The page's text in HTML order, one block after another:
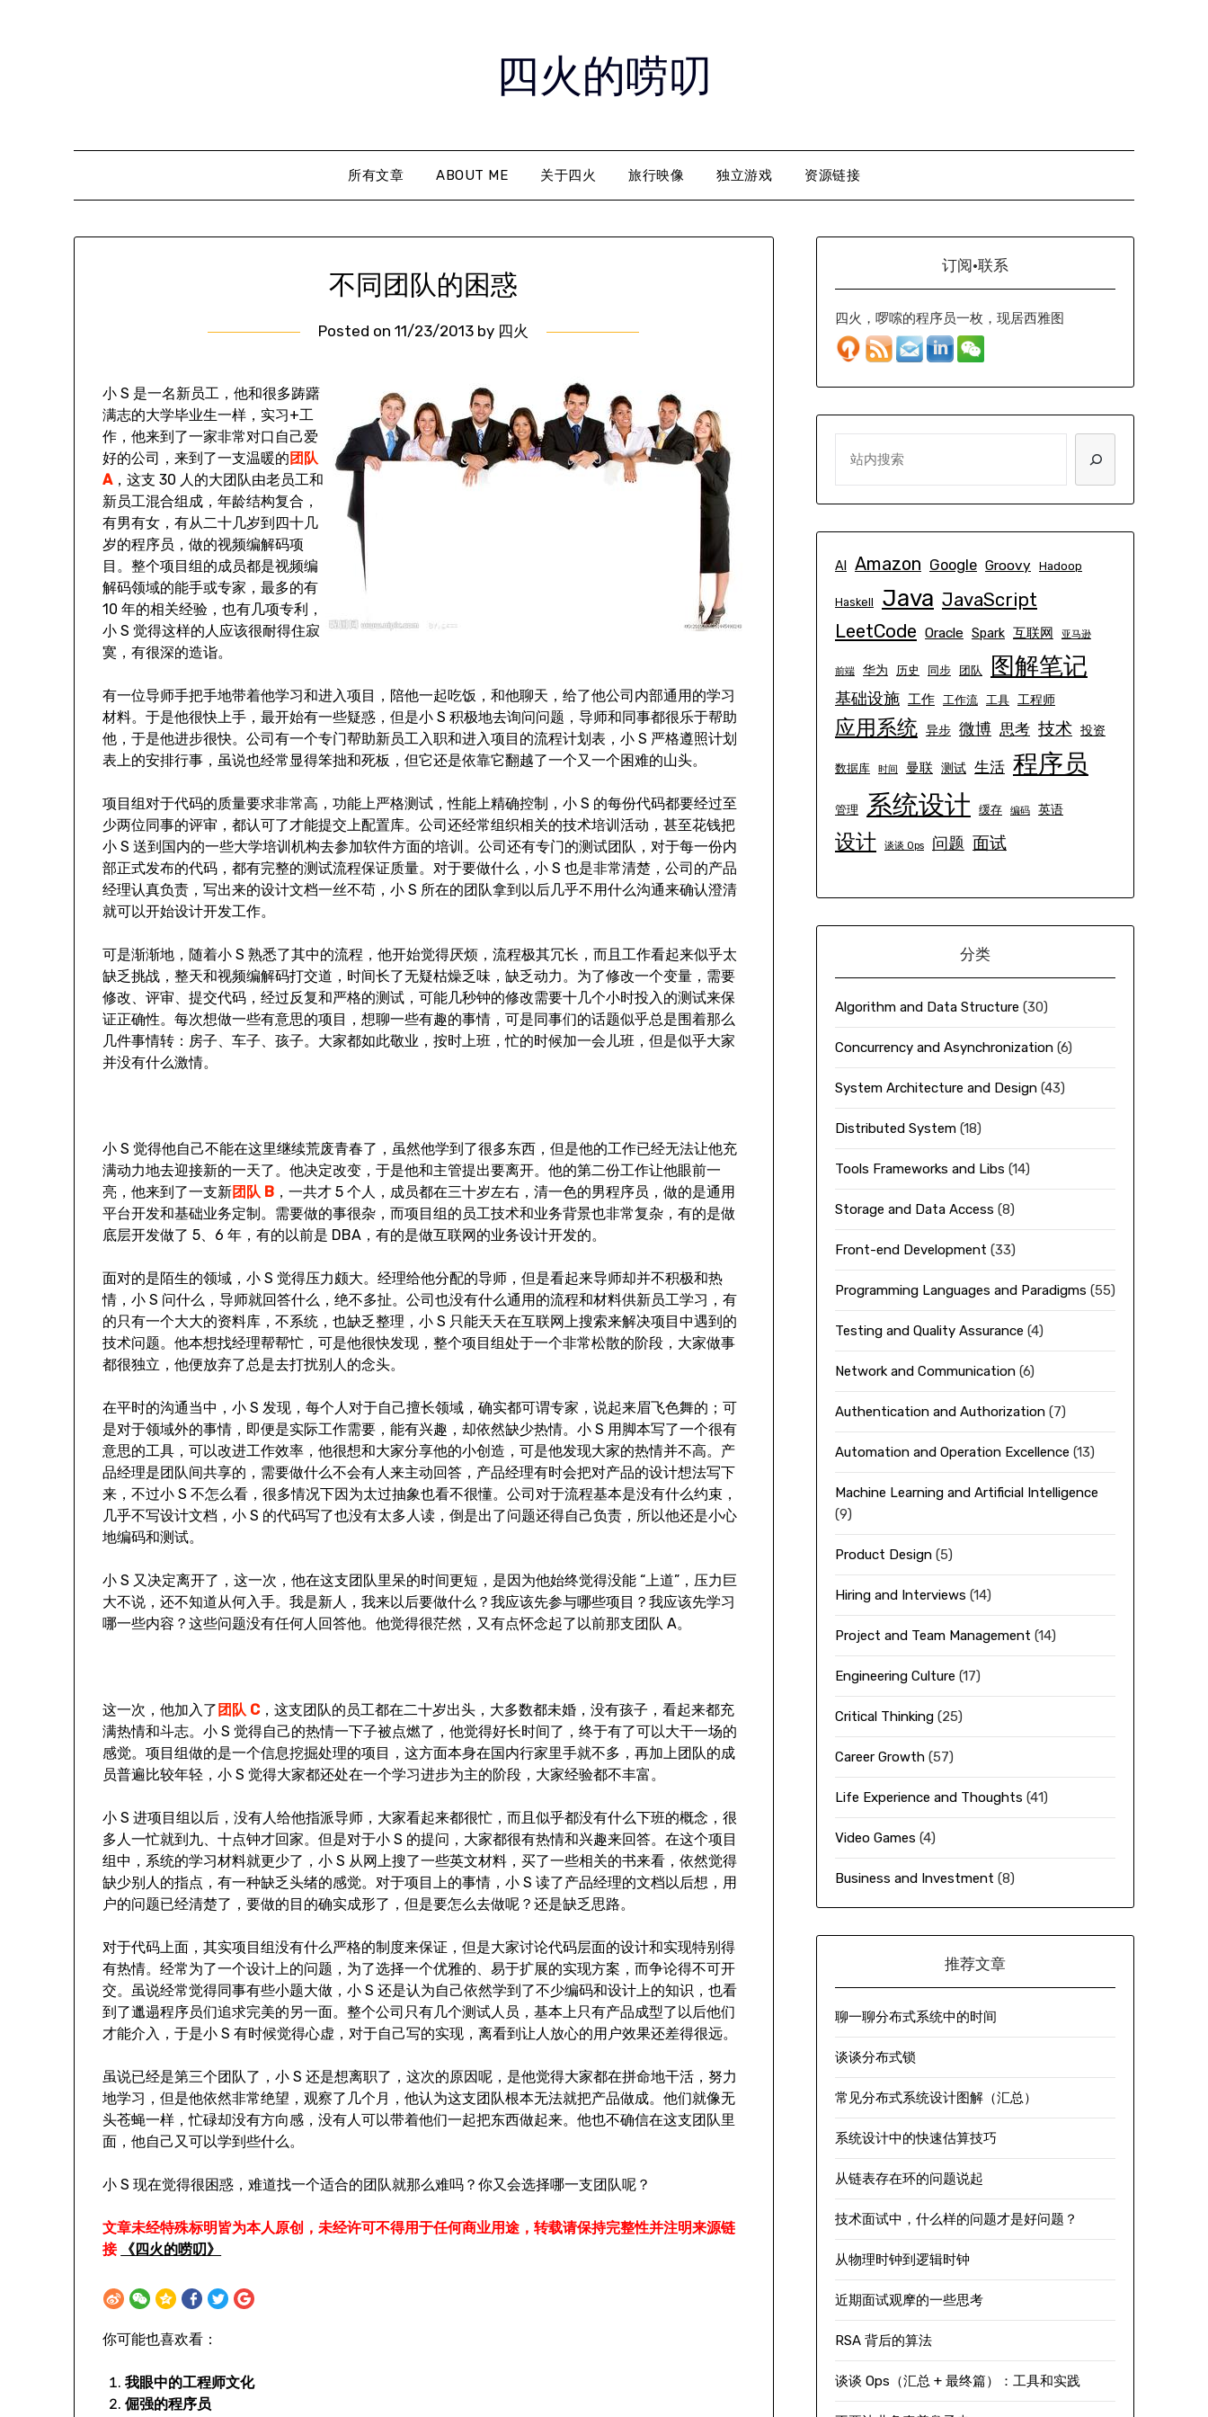
四火的唠叨
所有文章 ABOUT ME 关于四火 旅行映像 独立游戏 资源链接
不同团队的困惑
Posted on11/23/2013 by 四火
小 S 是一名新员工，他和很多踌躇
满志的大学毕业生一样，实习+工
作，他来到了一家非常对口自己爱
好的公司，来到了一支温暖的 团队
A，这支 30 人的大团队由老员工和
新员工混合组成，年龄结构复合，
有男有女，有从二十几岁到四十几
岁的程序员，做的视频编解码项
目。整个项目组的成员都是视频编
解码领域的能手或专家，最多的有
10 年的相关经验，也有几项专利，
小 S 觉得这样的人应该很耐得住寂
寞，有很深的造诣。
有一位导师手把手地带着他学习和进入项目，陪他一起吃饭，和他聊天，给了他公司内部通用的学习
材料。于是他很快上手，最开始有一些疑惑，但是小 S 积极地去询问问题，导师和同事都很乐于帮助
他，于是他进步很快。公司有一个专门帮助新员工入职和进入项目的流程计划表，小 S 严格遵照计划
表上的安排行事，虽说也经常显得笨拙和死板，但它还是依靠它翻越了一个又一个困难的山头。
项目组对于代码的质量要求非常高，功能上严格测试，性能上精确控制，小 S 的每份代码都要经过至
少两位同事的评审，都认可了才能提交上配置库。公司还经常组织相关的技术培训活动，甚至花钱把
小 S 送到国内的一些大学培训机构去参加软件方面的培训。公司还有专门的测试团队，对于每一份内
部正式发布的代码，都有完整的测试流程保证质量。对于要做什么，小 S 也是非常清楚，公司的产品
经理认真负责，写出来的设计文档一丝不苟，小 S 所在的团队拿到以后几乎不用什么沟通来确认澄清
就可以开始设计开发工作。
可是渐渐地，随着小 S 熟悉了其中的流程，他开始觉得厌烦，流程极其冗长，而且工作看起来似乎太
缺乏挑战，整天和视频编解码打交道，时间长了无疑枯燥乏味，缺乏动力。为了修改一个变量，需要
修改、评审、提交代码，经过反复和严格的测试，可能几秒钟的修改需要十几个小时投入的测试来保
证正确性。每次想做一些有意思的项目，想聊一些有趣的事情，可是同事们的话题似乎总是围着那么
几件事情转：房子、车子、孩子。大家都如此敬业，按时上班，忙的时候加一会儿班，但是似乎大家
并没有什么激情。
小 S 觉得他自己不能在这里继续荒废青春了，虽然他学到了很多东西，但是他的工作已经无法让他充
满动力地去迎接新的一天了。他决定改变，于是他和主管提出要离开。他的第二份工作让他眼前一
亮，他来到了一支新团队 B ，一共才 5 个人，成员都在三十岁左右，清一色的男程序员，做的是通用
平台开发和基础业务定制。需要做的事很杂，而项目组的员工技术和业务背景也非常复杂，有的是做
底层开发做了 5、6 年，有的以前是 DBA，有的是做互联网的业务设计开发的。
面对的是陌生的领域，小 S 觉得压力颇大。经理给他分配的导师，但是看起来导师却并不积极和热
情，小 S 问什么，导师就回答什么，绝不多扯。公司也没有什么通用的流程和材料供新员工学习，有
的只有一个大大的资料库，不系统，也缺乏整理，小 S 只能天天在互联网上搜索来解决项目中遇到的
技术问题。他本想找经理帮帮忙，可是他很快发现，整个项目组处于一个非常松散的阶段，大家做事
都很独立，他便放弃了总是去打扰别人的念头。
在平时的沟通当中，小 S 发现，每个人对于自己擅长领域，确实都可谓专家，说起来眉飞色舞的；可
是对于领域外的事情，即便是实际工作需要，能有兴趣，却依然缺少热情。小 S 用脚本写了一个很有
意思的工具，可以改进工作效率，他很想和大家分享他的小创造，可是他发现大家的热情并不高。产
品经理是团队间共享的，需要做什么不会有人来主动回答，产品经理有时会把对产品的设计想法写下
来，不过小 S 不怎么看，很多情况下因为太过抽象也看不很懂。公司对于流程基本是没有什么约束，
几乎不写设计文档，小 S 的代码写了也没有太多人读，倒是出了问题还得自己负责，所以他还是小心
地编码和测试。
小 S 又决定离开了，这一次，他在这支团队里呆的时间更短，是因为他始终觉得没能 “上道”，压力巨
大不说，还不知道从何入手。我是新人，我来以后要做什么？我应该先参与哪些项目？我应该先学习
哪一些内容？这些问题没有任何人回答他。他觉得很茫然，又有点怀念起了以前那支团队 A。
这一次，他加入了 团队 C ，这支团队的员工都在二十岁出头，大多数都未婚，没有孩子，看起来都充
满热情和斗志。小 S 觉得自己的热情一下子被点燃了，他觉得好长时间了，终于有了可以大干一场的
感觉。项目组做的是一个信息挖掘处理的项目，这方面本身在国内行家里手就不多，再加上团队的成
员普遍比较年轻，小 S 觉得大家都还处在一个学习进步为主的阶段，大家经验都不丰富。
小 S 进项目组以后，没有人给他指派导师，大家看起来都很忙，而且似乎都没有什么下班的概念，很
多人一忙就到九、十点钟才回家。但是对于小 S 的提问，大家都很有热情和兴趣来回答。在这个项目
组中，系统的学习材料就更少了，小 S 从网上搜了一些英文材料，买了一些相关的书来看，依然觉得
缺少别人的指点，有一种缺乏头绪的感觉。对于项目上的事情，小 S 读了产品经理的文档以后想，用
户的问题已经清楚了，要做的目的确实成形了，但是要怎么去做呢？还是缺乏思路。
对于代码上面，其实项目组没有什么严格的制度来保证，但是大家讨论代码层面的设计和实现特别得
有热情。经常为了一个设计上的问题，为了选择一个优雅的、易于扩展的实现方案，而争论得不可开
交。虽说经常觉得同事有些小题大做，小 S 还是认为自己依然学到了不少编码和设计上的知识，也看
到了邋遢程序员们追求完美的另一面。整个公司只有几个测试人员，基本上只有产品成型了以后他们
才能介入，于是小 S 有时候觉得心虚，对于自己写的实现，离看到让人放心的用户效果还差得很远。
虽说已经是第三个团队了，小 S 还是想离职了，这次的原因呢，是他觉得大家都在拼命地干活，努力
地学习，但是他依然非常绝望，观察了几个月，他认为这支团队根本无法就把产品做成。他们就像无
头苍蝇一样，忙碌却没有方向感，没有人可以带着他们一起把东西做起来。他也不确信在这支团队里
面，他自己又可以学到些什么。
小 S 现在觉得很困惑，难道找一个适合的团队就那么难吗？你又会选择哪一支团队呢？
文章未经特殊标明皆为本人原创，未经许可不得用于任何商业用途，转载请保持完整性并注明来源链
接
《四火的唠叨》
你可能也喜欢看：
我眼中的工程师文化
倔强的程序员
订阅·联系
四火，啰嗦的程序员一枚，现居西雅图
AI Amazon Google Groovy Hadoop
Haskell Java JavaScript
LeetCode Oracle Spark 互联网 亚马逊
前端 华为 历史 同步 团队 图解笔记
基础设施 工作 工作流 工具 工程师
应用系统 异步 微博 思考 技术 投资
数据库 时间 曼联 测试 生活 程序员
管理 系统设计 缓存 编码 英语
设计 谈谈 Ops 问题 面试
分类
Algorithm and Data Structure (30)
Concurrency and Asynchronization(6)
System Architecture and Design(43)
Distributed System(18)
Tools Frameworks and Libs (14)
Storage and Data Access (8)
Front-end Development (33)
Programming Languages and Paradigms (55)
Testing and Quality Assurance (4)
Network and Communication(6)
Authentication and Authorization(7)
Automation and Operation Excellence (13)
Machine Learning and Artificial Intelligence
(9)
Product Design(5)
Hiring and Interviews (14)
Project and Team Management (14)
Engineering Culture (17)
Critical Thinking(25)
Career Growth(57)
Life Experience and Thoughts (41)
Video Games (4)
Business and Investment (8)
推荐文章
聊一聊分布式系统中的时间
谈谈分布式锁
常见分布式系统设计图解（汇总）
系统设计中的快速估算技巧
从链表存在环的问题说起
技术面试中，什么样的问题才是好问题？
从物理时钟到逻辑时钟
近期面试观摩的一些思考
RSA 背后的算法
谈谈 Ops（汇总 + 最终篇）：工具和实践